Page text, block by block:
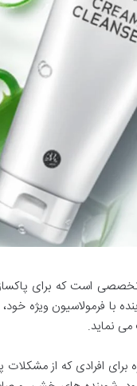
تخصصی است که برای
فرمولاسیون ویژه
نماید.
افرادی که از